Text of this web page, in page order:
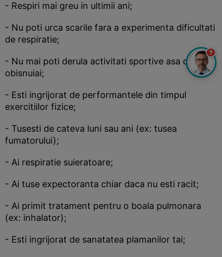
- Respiri mai greu in ultimii ani;
- Nu poti urca scarile fara a experimenta dificultati
de respiratie;
- Nu mai poti derula activitati sportive asa cum
obisnuiai;
- Esti ingrijorat de performantele din timpul
exercitiilor fizice;
- Tusesti de cateva luni sau ani (ex: tusea
fumatorului);
- Ai respiratie suieratoare;
- Ai tuse expectoranta chiar daca nu esti racit;
- Ai primit tratament pentru o boala pulmonara
(ex: inhalator);
- Esti ingrijorat de sanatatea plamanilor tai;
?